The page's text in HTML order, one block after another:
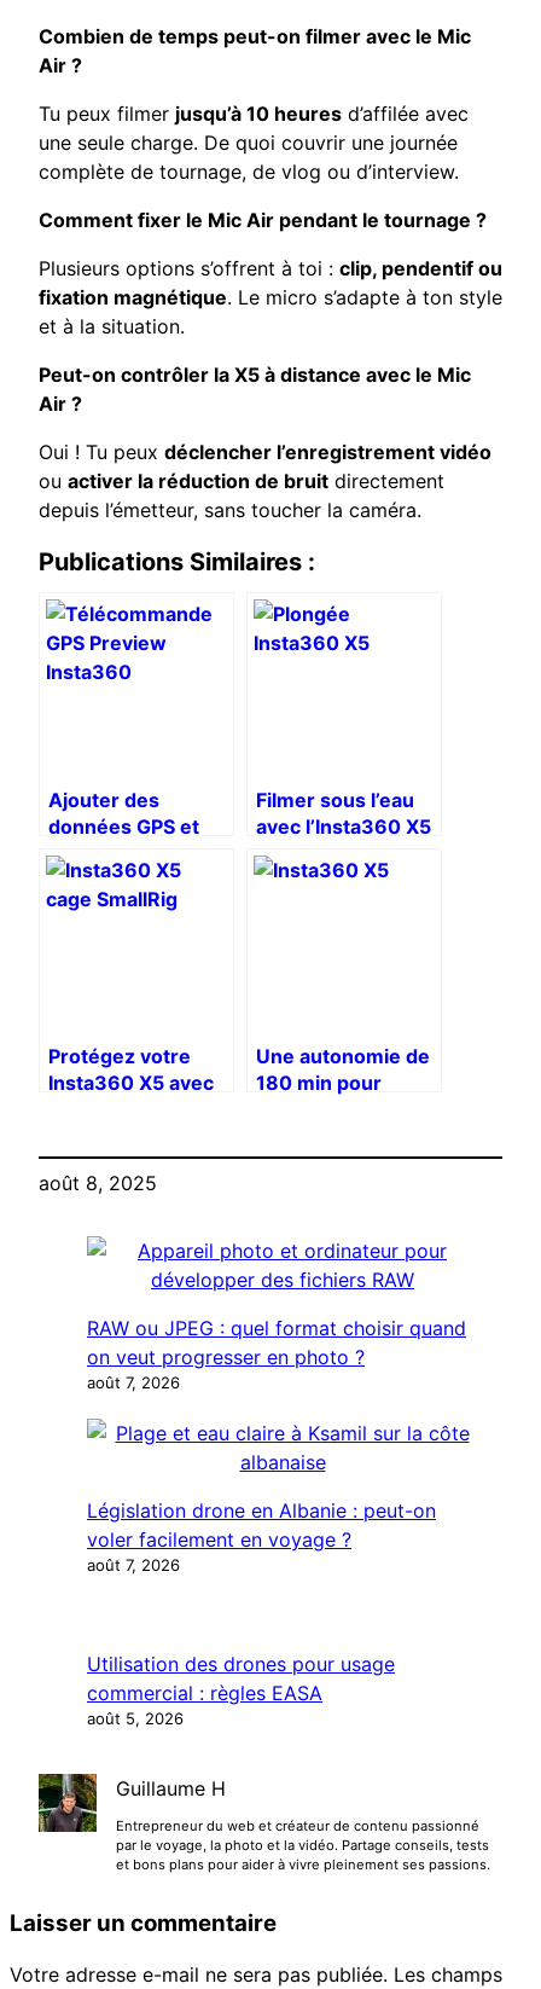
Combien de temps peut-on filmer avec le Mic
Air ?
Tu peux filmer jusqu’à 10 heures d’affilée avec
une seule charge. De quoi couvrir une journée
complète de tournage, de vlog ou d’interview.
Comment fixer le Mic Air pendant le tournage ?
Plusieurs options s’offrent à toi : clip, pendentif ou
fixation magnétique. Le micro s’adapte à ton style
et à la situation.
Peut-on contrôler la X5 à distance avec le Mic
Air ?
Oui ! Tu peux déclencher l’enregistrement vidéo
ou activer la réduction de bruit directement
depuis l’émetteur, sans toucher la caméra.
Publications Similaires :
Ajouter des
données GPS et
vitesse à vos
vidéos Insta360
X5 (Garmin, Apple
Filmer sous l’eau
avec l’Insta360 X5
: résultats, flous et
solutions efficaces
Protégez votre
Insta360 X5 avec
Une autonomie de
180 min pour
une caméra 360°
août 8, 2025
RAW ou JPEG : quel format choisir quand
on veut progresser en photo ?
août 7, 2026
Législation drone en Albanie : peut-on
voler facilement en voyage ?
août 7, 2026
Utilisation des drones pour usage
commercial : règles EASA
août 5, 2026
Guillaume H
Entrepreneur du web et créateur de contenu passionné
par le voyage, la photo et la vidéo. Partage conseils, tests
et bons plans pour aider à vivre pleinement ses passions.
Laisser un commentaire
Votre adresse e-mail ne sera pas publiée. Les champs